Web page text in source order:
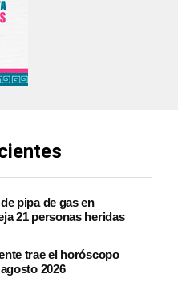
pipa de gas en
21 personas heridas
trae el horóscopo
2026